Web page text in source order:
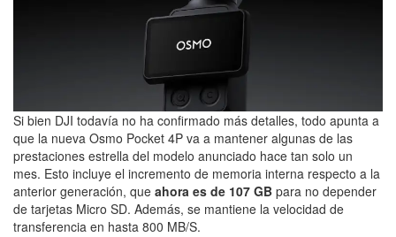
Si bien DJI todavía no ha confirmado más detalles, todo apunta a
que la nueva Osmo Pocket 4P va a mantener algunas de las
prestaciones estrella del modelo anunciado hace tan solo un
mes. Esto incluye el incremento de memoria interna respecto a la
anterior generación, que ahora es de 107 GB para no depender
de tarjetas Micro SD. Además, se mantiene la velocidad de
transferencia en hasta 800 MB/S.